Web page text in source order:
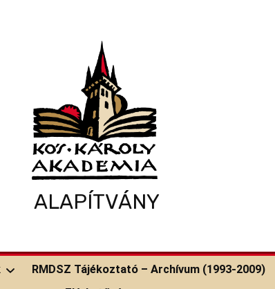
ALAPÍTVÁNY
RMDSZ Tájékoztató – Archívum (1993-2009)